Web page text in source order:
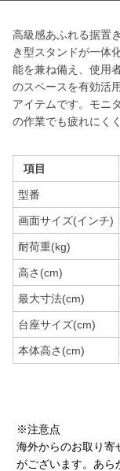
高級感あふれる据置
き型スタンドが一体
能を兼ね備え、使用
のスペースを有効活
アイテムです。モニ
の作業でも疲れにく
項目
型番
画面サイズ(インチ)
耐荷重(kg)
高さ(cm)
最大寸法(cm)
台座サイズ(cm)
本体高さ(cm)
※注意点
海外からのお取り寄
がございます。あら